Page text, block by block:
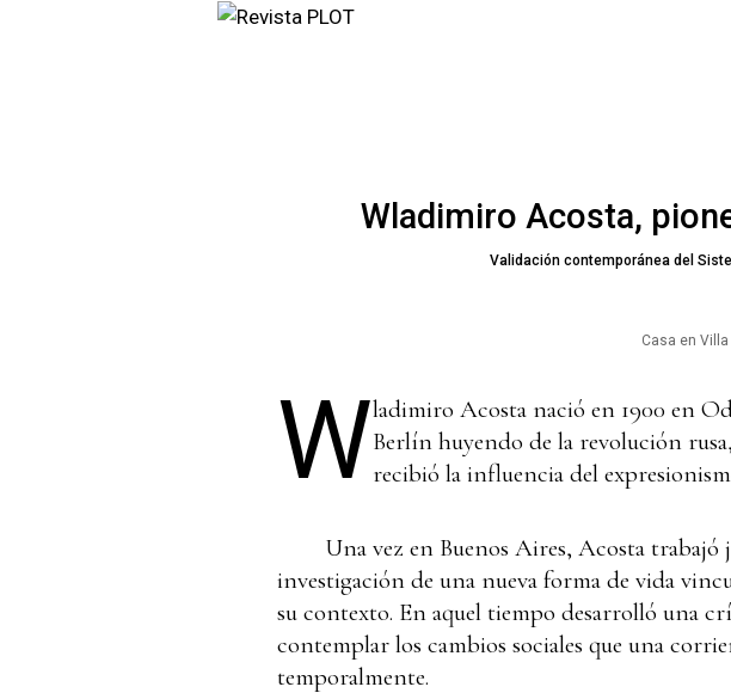
Wladimiro Acosta,
Validación contemporánea del
Casa en
Wladimiro Acosta nació en 1900 en
Berlín huyendo de la revolución
recibió la influencia del
Una vez en Buenos Aires, Acosta
investigación de una nueva forma de vida
su contexto. En aquel tiempo desarrolló una
contemplar los cambios sociales que una
temporalmente.